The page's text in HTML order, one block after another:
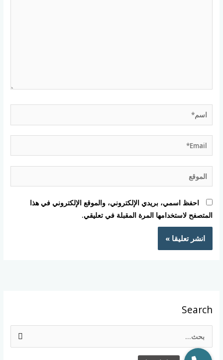
اسم*
Email*
الموقع
احفظ اسمي، بريدي الإلكتروني، والموقع الإلكتروني في هذا
المتصفح لاستخدامها المرة المقبلة في تعليقي.
Search